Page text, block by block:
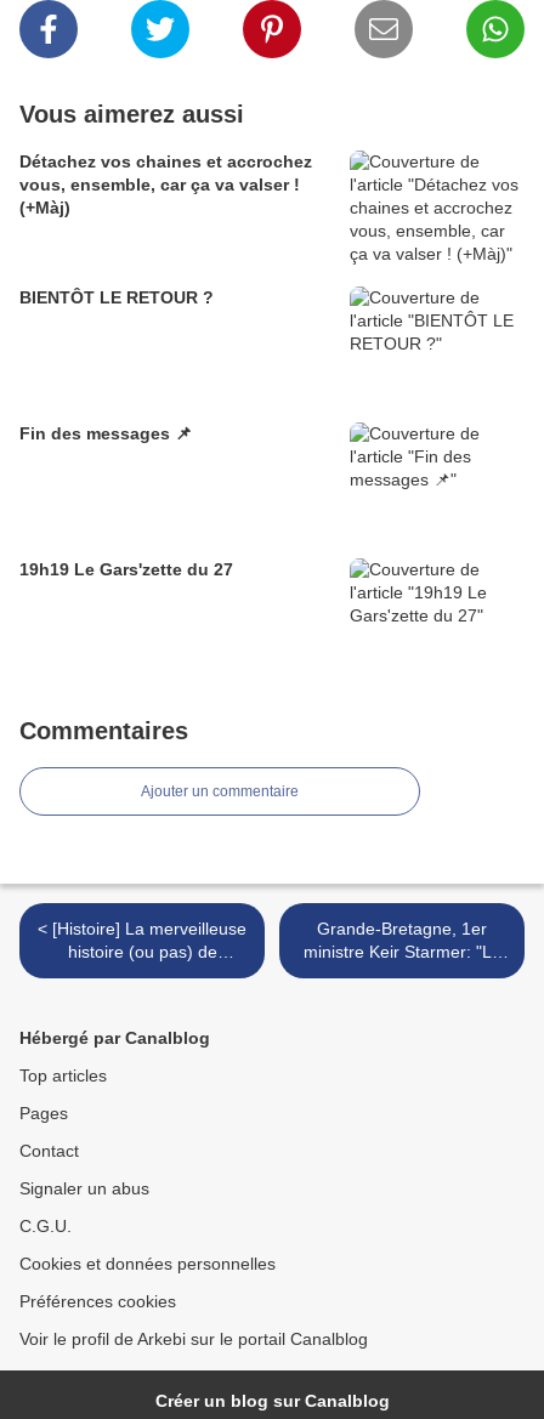
Vous aimerez aussi
Détachez vos chaines et accrochez
vous, ensemble, car ça va valser !
(+Màj)
BIENTÔT LE RETOUR ?
Fin des messages 📌
19h19 Le Gars'zette du 27
Commentaires
Ajouter un commentaire
< [Histoire] La merveilleuse
histoire (ou pas) de
l’Amérique face à la
Grande-Bretagne, 1er
ministre Keir Starmer: "La
mondialisation est morte -
Hébergé par Canalblog
Top articles
Pages
Contact
Signaler un abus
C.G.U.
Cookies et données personnelles
Préférences cookies
Voir le profil de Arkebi sur le portail Canalblog
Créer un blog sur Canalblog